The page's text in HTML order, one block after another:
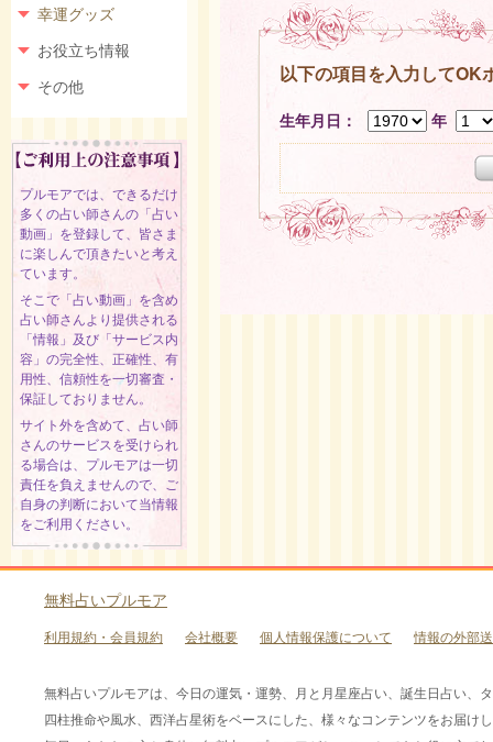
以下の項目を入力してOK
生年月日： 年
幸運グッズ
お役立ち情報
その他
プルモアでは、できるだけ
多くの占い師さんの「占い
動画」を登録して、皆さま
に楽しんで頂きたいと考え
ています。
そこで「占い動画」を含め
占い師さんより提供される
「情報」及び「サービス内
容」の完全性、正確性、有
用性、信頼性を一切審査・
保証しておりません。
サイト外を含めて、占い師
さんのサービスを受けられ
る場合は、プルモアは一切
責任を負えませんので、ご
自身の判断において当情報
をご利用ください。
無料占いプルモア
利用規約・会員規約 会社概要 個人情報保護について 情報の外部
無料占いプルモアは、今日の運気・運勢、月と月星座占い、誕生日占い、
四柱推命や風水、西洋占星術をベースにした、様々なコンテンツをお届け